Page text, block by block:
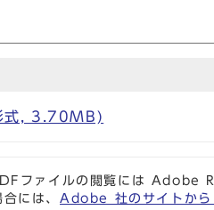
式, 3.70MB)
ファイルの閲覧には Adobe
合には、 Adobe 社のサイトか